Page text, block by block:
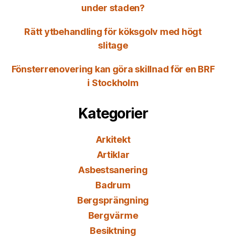
under staden?
Rätt ytbehandling för köksgolv med högt
slitage
Fönsterrenovering kan göra skillnad för en BRF
i Stockholm
Kategorier
Arkitekt
Artiklar
Asbestsanering
Badrum
Bergsprängning
Bergvärme
Besiktning